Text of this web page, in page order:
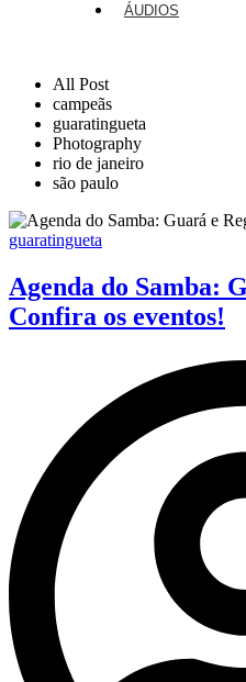
ÁUDIOS
All Post
campeãs
guaratingueta
Photography
rio de janeiro
são paulo
guaratingueta
Agenda do Samba:
Confira os eventos!